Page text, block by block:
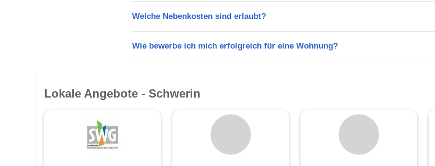
Welche Nebenkosten sind erlaubt?
Wie bewerbe ich mich erfolgreich für eine Wohnung?
Lokale Angebote - Schwerin